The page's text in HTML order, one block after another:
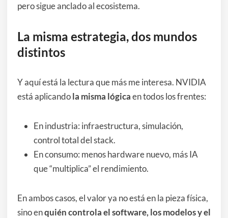
pero sigue anclado al ecosistema.
La misma estrategia, dos mundos
distintos
Y aquí está la lectura que más me interesa. NVIDIA
está aplicandola misma lógicaen todos los frentes:
En industria: infraestructura, simulación,
control total del stack.
En consumo: menos hardware nuevo, más IA
que “multiplica” el rendimiento.
En ambos casos, el valor ya no está en la pieza física,
sino enquién controla el software, los modelos y el